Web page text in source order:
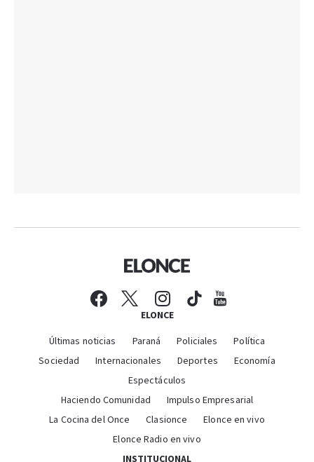
ELONCE
Últimas noticias Paraná Policiales
Política
Sociedad
Internacionales Deportes
Economía
Espectáculos
Haciendo Comunidad
Impulso Empresarial
La Cocina del Once
Clasionce
Elonce en vivo
Elonce Radio en vivo
INSTITUCIONAL